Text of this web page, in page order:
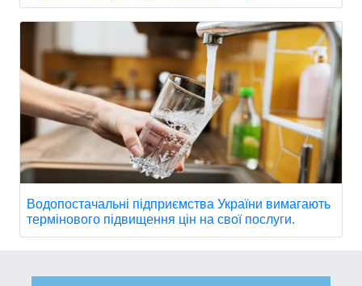
Водопостачальні підприємства України вимагають
термінового підвищення цін на свої послуги.